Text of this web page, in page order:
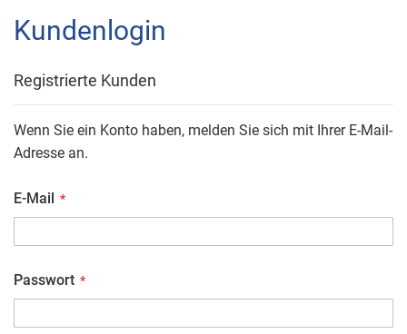
Kundenlogin
Registrierte Kunden
Wenn Sie ein Konto haben, melden Sie sich mit Ihrer E-Mail-
Adresse an.
E-Mail
Passwort